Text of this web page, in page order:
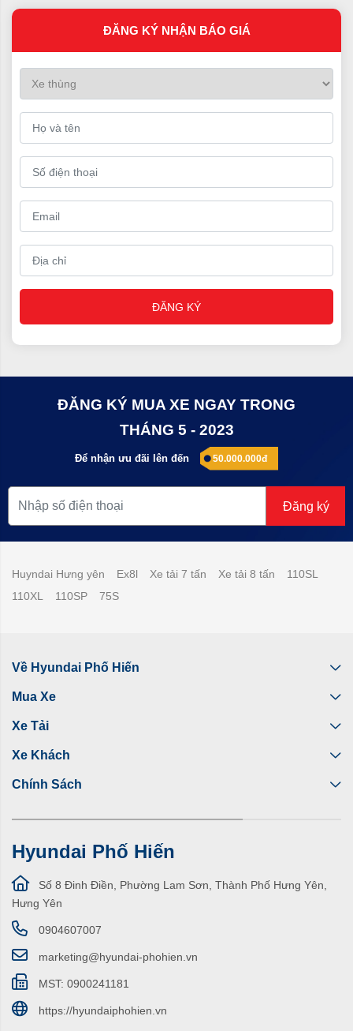
ĐĂNG KÝ NHẬN BÁO GIÁ
ĐĂNG KÝ
ĐĂNG KÝ MUA XE NGAY TRONG
THÁNG 5 - 2023
Để nhận ưu đãi lên đến 50.000.000đ
Đăng ký
Huyndai Hưng yên Ex8l Xe tải 7 tấn Xe tải 8 tấn
110SL
110XL
110SP 75S
Về Hyundai Phố Hiến
Mua Xe
Xe Tải
Xe Khách
Chính Sách
Hyundai Phố Hiến
Số 8 Đinh Điền, Phường Lam Sơn, Thành Phố Hưng Yên,
Hưng Yên
0904607007
marketing@hyundai-phohien.vn
MST: 0900241181
https://hyundaiphohien.vn